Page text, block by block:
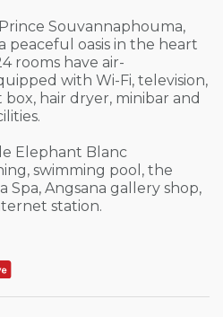
Souvannaphouma,
peaceful oasis in the heart
rooms have air-
with Wi-Fi, television,
hair dryer, minibar and
Elephant Blanc
swimming pool, the
Spa, Angsana gallery shop,
station.